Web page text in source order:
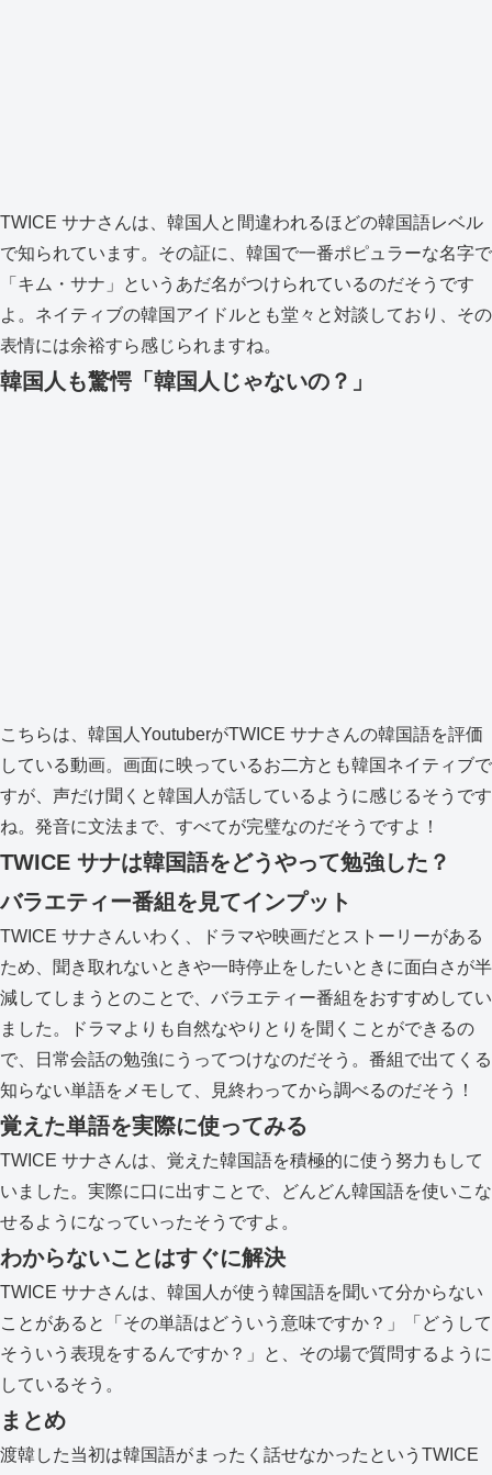
TWICE サナさんは、韓国人と間違われるほどの韓国語レベル
で知られています。その証に、韓国で一番ポピュラーな名字で
「キム・サナ」というあだ名がつけられているのだそうです
よ。ネイティブの韓国アイドルとも堂々と対談しており、その
表情には余裕すら感じられますね。
韓国人も驚愕「韓国人じゃないの？」
こちらは、韓国人YoutuberがTWICE サナさんの韓国語を評価
している動画。画面に映っているお二方とも韓国ネイティブで
すが、声だけ聞くと韓国人が話しているように感じるそうです
ね。発音に文法まで、すべてが完璧なのだそうですよ！
TWICE サナは韓国語をどうやって勉強した？
バラエティー番組を見てインプット
TWICE サナさんいわく、ドラマや映画だとストーリーがある
ため、聞き取れないときや一時停止をしたいときに面白さが半
減してしまうとのことで、バラエティー番組をおすすめしてい
ました。ドラマよりも自然なやりとりを聞くことができるの
で、日常会話の勉強にうってつけなのだそう。番組で出てくる
知らない単語をメモして、見終わってから調べるのだそう！
覚えた単語を実際に使ってみる
TWICE サナさんは、覚えた韓国語を積極的に使う努力もして
いました。実際に口に出すことで、どんどん韓国語を使いこな
せるようになっていったそうですよ。
わからないことはすぐに解決
TWICE サナさんは、韓国人が使う韓国語を聞いて分からない
ことがあると「その単語はどういう意味ですか？」「どうして
そういう表現をするんですか？」と、その場で質問するように
しているそう。
まとめ
渡韓した当初は韓国語がまったく話せなかったというTWICE